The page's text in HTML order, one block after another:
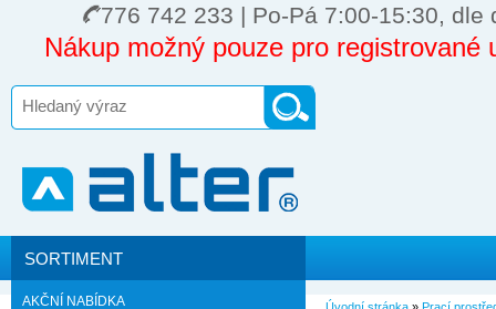
776 742 233 | Po-Pá 7:00-15:30, dle
Nákup možný pouze pro registrované
SORTIMENT
AKČNÍ NABÍDKA